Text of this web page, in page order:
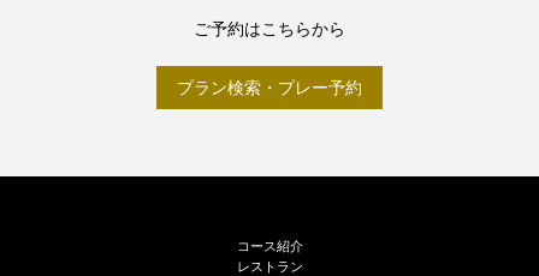
ご予約はこちらから
プラン検索・プレー予約
コース紹介
レストラン